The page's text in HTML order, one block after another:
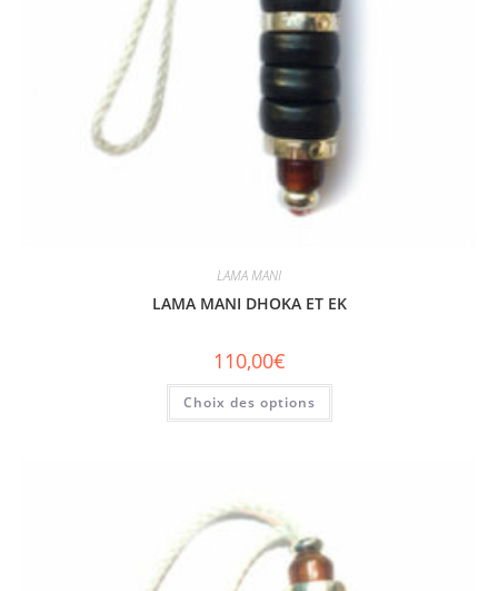
LAMA MANI
LAMA MANI DHOKA ET EK
110,00€
Choix des options